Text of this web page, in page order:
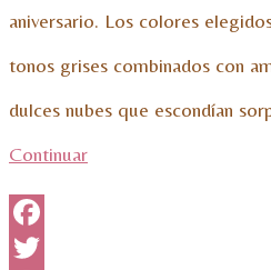
aniversario. Los colores
tonos grises combinados con
dulces nubes que escondían
Continuar
Facebook